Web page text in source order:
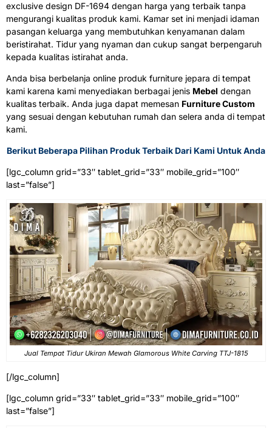
exclusive design DF-1694 dengan harga yang terbaik tanpa
mengurangi kualitas produk kami. Kamar set ini menjadi idaman
pasangan keluarga yang membutuhkan kenyamanan dalam
beristirahat. Tidur yang nyaman dan cukup sangat berpengaruh
kepada kualitas istirahat anda.
Anda bisa berbelanja online produk furniture jepara di tempat
kami karena kami menyediakan berbagai jenis Mebel dengan
kualitas terbaik. Anda juga dapat memesan Furniture Custom
yang sesuai dengan kebutuhan rumah dan selera anda di tempat
kami.
Berikut Beberapa Pilihan Produk Terbaik Dari Kami Untuk Anda
[lgc_column grid=”33″ tablet_grid=”33″ mobile_grid=”100″
last=”false”]
Jual Tempat Tidur Ukiran Mewah Glamorous White Carving TTJ-1815
[/lgc_column]
[lgc_column grid=”33″ tablet_grid=”33″ mobile_grid=”100″
last=”false”]